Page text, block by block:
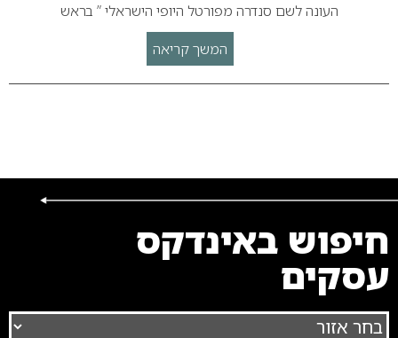
העונה לשם סנדרה מפורטל היופי הישראלי ” בראש
המשך קריאה
חיפוש באינדקס
עסקים